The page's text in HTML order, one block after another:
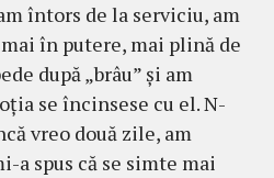
întors de la serviciu, am
în putere, mai plină de
după „brâu” şi am
se încinsese cu el. N-
vreo două zile, am
a spus că se simte mai